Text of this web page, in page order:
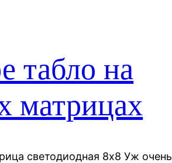
табло на
матрицах
светодиодная 8х8 Уж очень